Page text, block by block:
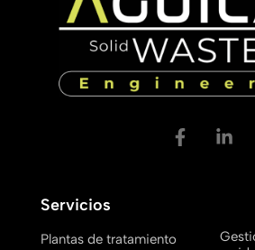
Servicios
Plantas de tratamiento